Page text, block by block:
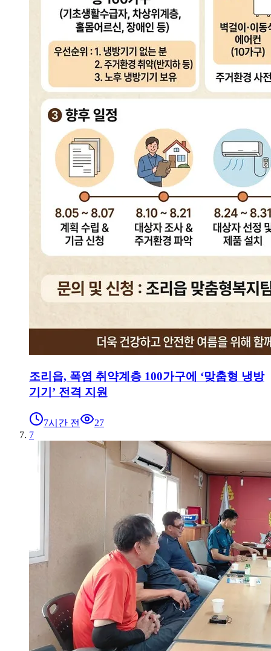
조리읍, 폭염 취약계층 100가구에 ‘맞춤형 냉방
기기’ 전격 지원
7시간 전
27
7